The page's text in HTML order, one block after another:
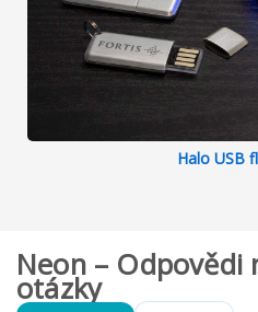
Halo USB
Neon – Odpovědi
otázky